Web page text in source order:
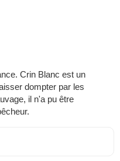
Crin Blanc est un
dompter par les
il n'a pu être